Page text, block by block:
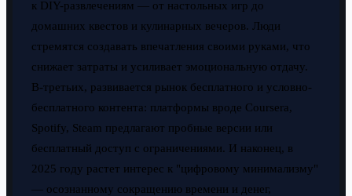
к DIY-развлечениям — от настольных игр до
домашних квестов и кулинарных вечеров. Люди
стремятся создавать впечатления своими руками, что
снижает затраты и усиливает эмоциональную отдачу.
В-третьих, развивается рынок бесплатного и условно-
бесплатного контента: платформы вроде Coursera,
Spotify, Steam предлагают пробные версии или
бесплатный доступ с ограничениями. И наконец, в
2025 году растет интерес к "цифровому минимализму"
— осознанному сокращению времени и денег,